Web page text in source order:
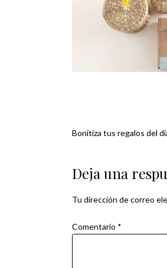
Navegación
de
entradas
Bonitiza tus regalos del
Deja una
Tu dirección de correo
Comentario *